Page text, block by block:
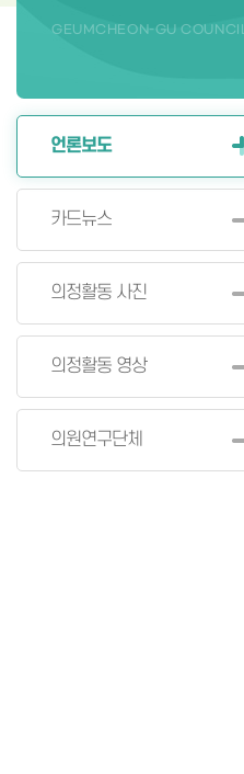
GEUMCHEON-GU COUNCIL
언론보도
카드뉴스
의정활동 사진
의정활동 영상
의원연구단체